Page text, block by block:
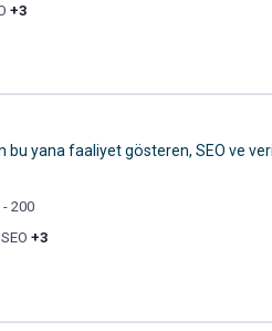
+3
bu yana faaliyet gösteren, SEO ve
- 200
SEO+3